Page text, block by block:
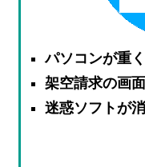
パソコンが重く
架空請求の画
迷惑ソフトが消